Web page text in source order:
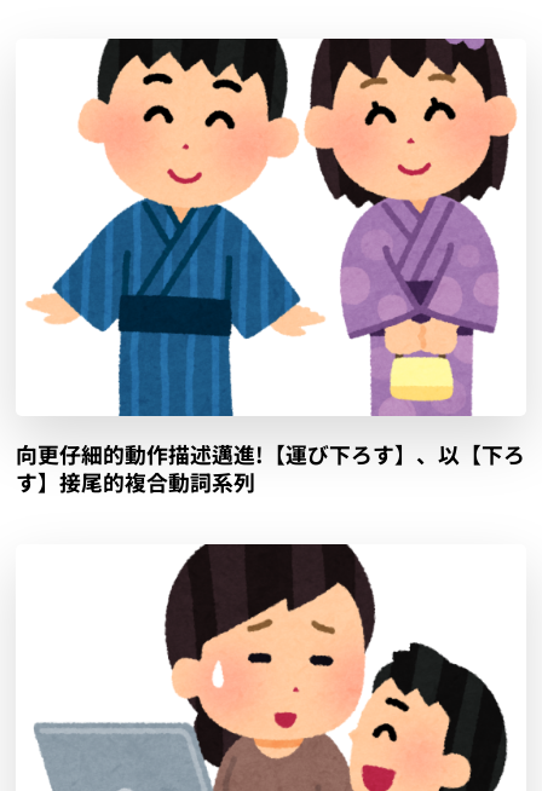
向更仔細的動作描述邁進!【運び下ろす】、以【下ろ
す】接尾的複合動詞系列